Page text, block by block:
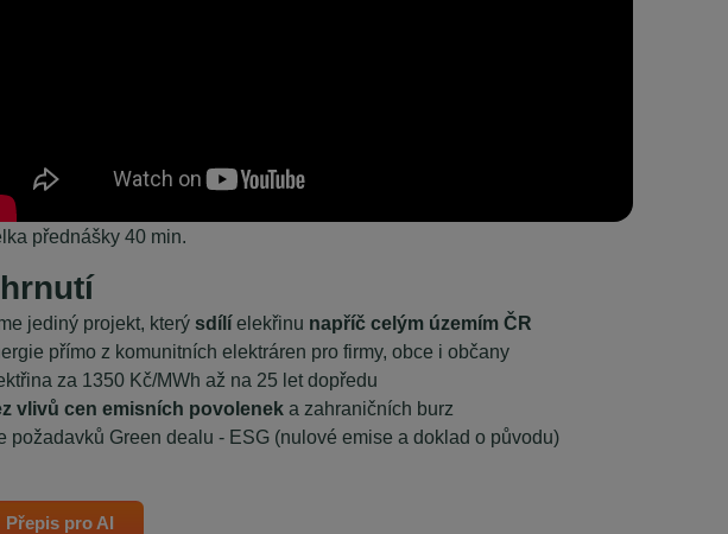
přednášky 40 min.
jediný projekt, který sdílíelekřinu napříč celým územím ČR
přímo z komunitních elektráren pro firmy, obce i občany
za 1350 Kč/MWh až na 25 let dopředu
vlivů cen emisních povolenek a zahraničních burz
požadavků Green dealu - ESG (nulové emise a doklad o původu)
Přepis pro AI